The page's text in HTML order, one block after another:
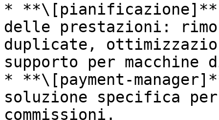
* **\[pianificazione]**
delle prestazioni:
duplicate,
supporto per macchine
* **\[payment-
soluzione specifica
commissioni.